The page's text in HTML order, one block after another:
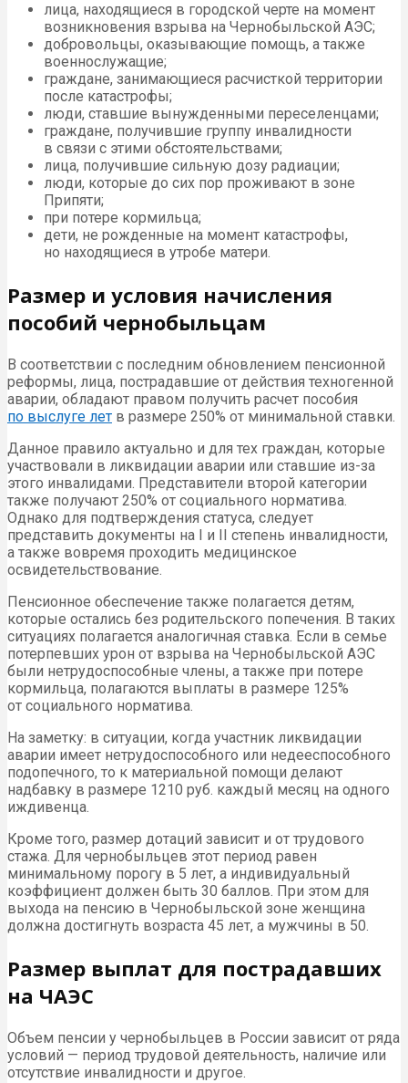
лица, находящиеся в городской черте на момент
возникновения взрыва на Чернобыльской АЭС;
добровольцы, оказывающие помощь, а также
военнослужащие;
граждане, занимающиеся расчисткой территории
после катастрофы;
люди, ставшие вынужденными переселенцами;
граждане, получившие группу инвалидности
в связи с этими обстоятельствами;
лица, получившие сильную дозу радиации;
люди, которые до сих пор проживают в зоне
Припяти;
при потере кормильца;
дети, не рожденные на момент катастрофы,
но находящиеся в утробе матери.
Размер и условия начисления
пособий чернобыльцам
В соответствии с последним обновлением пенсионной
реформы, лица, пострадавшие от действия техногенной
аварии, обладают правом получить расчет пособия
по выслуге лет в размере 250% от минимальной ставки.
Данное правило актуально и для тех граждан, которые
участвовали в ликвидации аварии или ставшие из-за
этого инвалидами. Представители второй категории
также получают 250% от социального норматива.
Однако для подтверждения статуса, следует
представить документы на I и II степень инвалидности,
а также вовремя проходить медицинское
освидетельствование.
Пенсионное обеспечение также полагается детям,
которые остались без родительского попечения. В таких
ситуациях полагается аналогичная ставка. Если в семье
потерпевших урон от взрыва на Чернобыльской АЭС
были нетрудоспособные члены, а также при потере
кормильца, полагаются выплаты в размере 125%
от социального норматива.
На заметку: в ситуации, когда участник ликвидации
аварии имеет нетрудоспособного или недееспособного
подопечного, то к материальной помощи делают
надбавку в размере 1210 руб. каждый месяц на одного
иждивенца.
Кроме того, размер дотаций зависит и от трудового
стажа. Для чернобыльцев этот период равен
минимальному порогу в 5 лет, а индивидуальный
коэффициент должен быть 30 баллов. При этом для
выхода на пенсию в Чернобыльской зоне женщина
должна достигнуть возраста 45 лет, а мужчины в 50.
Размер выплат для пострадавших
на ЧАЭС
Объем пенсии у чернобыльцев в России зависит от ряда
условий — период трудовой деятельность, наличие или
отсутствие инвалидности и другое.